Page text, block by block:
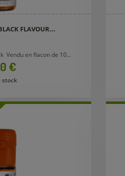
FLAVOUR...
Vendu en flacon de 10...
€
stock